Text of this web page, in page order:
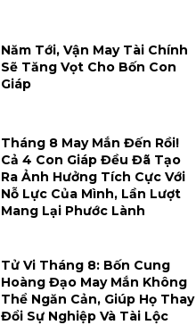
Năm Tới, Vận May Tài Chính
Sẽ Tăng Vọt Cho Bốn Con
Giáp
Tháng 8 May Mắn Đến Rồi!
Cả 4 Con Giáp Đều Đã Tạo
Ra Ảnh Hưởng Tích Cực Với
Nỗ Lực Của Mình, Lần Lượt
Mang Lại Phước Lành
Tử Vi Tháng 8: Bốn Cung
Hoàng Đạo May Mắn Không
Thể Ngăn Cản, Giúp Họ Thay
Đổi Sự Nghiệp Và Tài Lộc